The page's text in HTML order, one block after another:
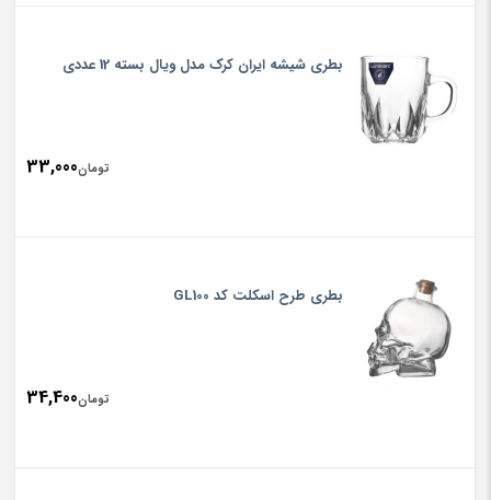
بطری شیشه ایران کرک مدل ویال بسته 12 عددی
تومان33,000
بطری طرح اسکلت کد GL100
تومان34,400